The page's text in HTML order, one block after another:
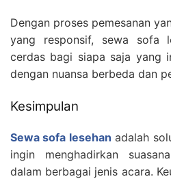
Dengan proses pemesanan
yang responsif, sewa sofa
cerdas bagi siapa saja yang
dengan nuansa berbeda dan
Kesimpulan
Sewa sofa lesehan adalah
ingin menghadirkan
dalam berbagai jenis acara.